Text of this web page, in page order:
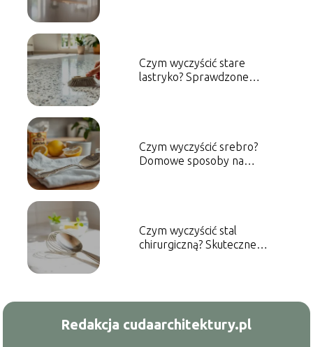
Czym wyczyścić stare
lastryko? Sprawdzone
Czym wyczyścić srebro?
Domowe sposoby na
Czym wyczyścić stal
chirurgiczną? Skuteczne
Redakcja cudaarchitektury.pl